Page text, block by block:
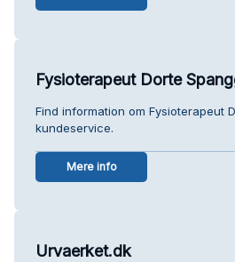
Fysioterapeut Dorte
Find information om Fysioterapeut
kundeservice.
Mere info
Urvaerket.dk